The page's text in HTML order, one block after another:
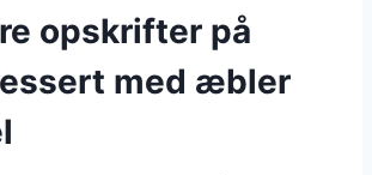
opskrifter på
med æbler